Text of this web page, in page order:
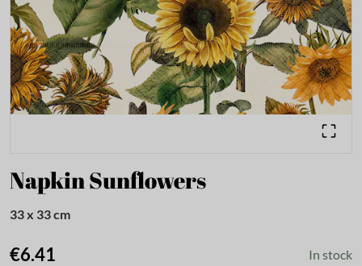
Napkin Sunflowers
33 x 33 cm
€6.41 In stock